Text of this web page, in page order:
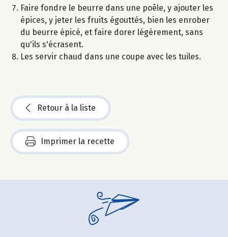
Faire fondre le beurre dans une poêle, y ajouter les
épices, y jeter les fruits égouttés, bien les enrober
du beurre épicé, et faire dorer légèrement, sans
qu'ils s'écrasent.
Les servir chaud dans une coupe avec les tuiles.
Retour à la liste
Imprimer la recette